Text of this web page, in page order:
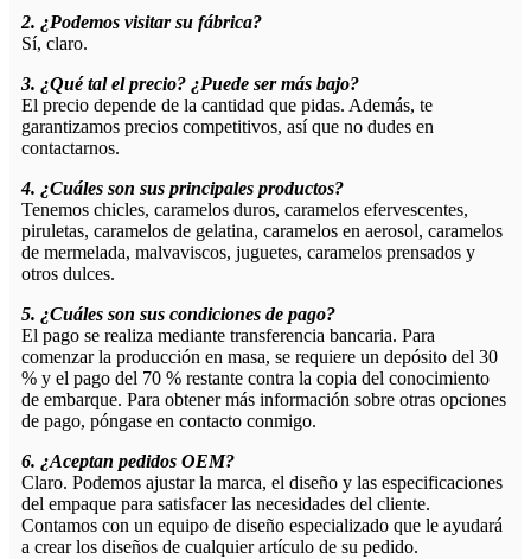
2. ¿Podemos visitar su fábrica?
Sí, claro.
3. ¿Qué tal el precio? ¿Puede ser más bajo?
El precio depende de la cantidad que pidas. Además, te
garantizamos precios competitivos, así que no dudes en
contactarnos.
4. ¿Cuáles son sus principales productos?
Tenemos chicles, caramelos duros, caramelos efervescentes,
piruletas, caramelos de gelatina, caramelos en aerosol, caramelos
de mermelada, malvaviscos, juguetes, caramelos prensados ​​y
otros dulces.
5. ¿Cuáles son sus condiciones de pago?
El pago se realiza mediante transferencia bancaria. Para
comenzar la producción en masa, se requiere un depósito del 30
% y el pago del 70 % restante contra la copia del conocimiento
de embarque. Para obtener más información sobre otras opciones
de pago, póngase en contacto conmigo.
6. ¿Aceptan pedidos OEM?
Claro. Podemos ajustar la marca, el diseño y las especificaciones
del empaque para satisfacer las necesidades del cliente.
Contamos con un equipo de diseño especializado que le ayudará
a crear los diseños de cualquier artículo de su pedido.